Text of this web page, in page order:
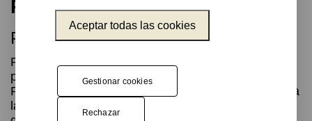
Revolved L
Papelera de reciclaje
Revolved destaca por su diseño minimalista, ideal
para espacios comerciales y públicos. El modelo
Revolved L, con una capacidad de 70 litros, facilita
la separación de residuos de forma práctica y
Aceptar todas las cookies
Gestionar cookies
Rechazar